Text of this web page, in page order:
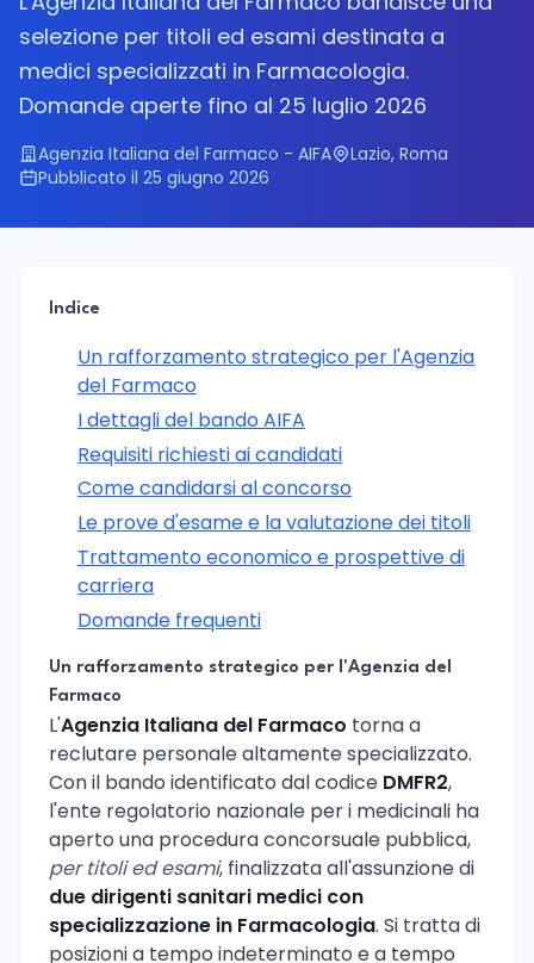
selezione per titoli ed esami destinata a
medici specializzati in Farmacologia.
Domande aperte fino al 25 luglio 2026
Agenzia Italiana del Farmaco - AIFA
Lazio, Roma
Pubblicato il 25 giugno 2026
Indice
Un rafforzamento strategico per l'Agenzia
del Farmaco
I dettagli del bando AIFA
Requisiti richiesti ai candidati
Come candidarsi al concorso
Le prove d'esame e la valutazione dei titoli
Trattamento economico e prospettive di
carriera
Domande frequenti
Un rafforzamento strategico per l'Agenzia del
Farmaco
L'Agenzia Italiana del Farmaco torna a
reclutare personale altamente specializzato.
Con il bando identificato dal codice DMFR2,
l'ente regolatorio nazionale per i medicinali ha
aperto una procedura concorsuale pubblica,
per titoli ed esami, finalizzata all'assunzione di
due dirigenti sanitari medici con
specializzazione in Farmacologia. Si tratta di
posizioni a tempo indeterminato e a tempo